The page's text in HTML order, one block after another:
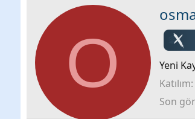
O Yeni
Katılım
Son